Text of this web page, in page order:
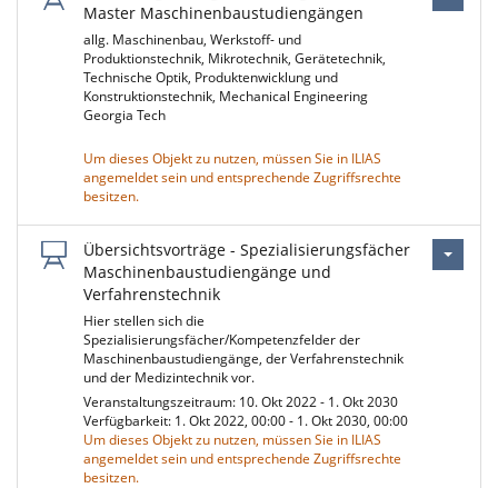
Master Maschinenbaustudiengängen
allg. Maschinenbau, Werkstoff- und
Produktionstechnik, Mikrotechnik, Gerätetechnik,
Technische Optik, Produktenwicklung und
Konstruktionstechnik, Mechanical Engineering
Georgia Tech
Um dieses Objekt zu nutzen, müssen Sie in ILIAS
angemeldet sein und entsprechende Zugriffsrechte
besitzen.
Übersichtsvorträge - Spezialisierungsfächer
Maschinenbaustudiengänge und
Verfahrenstechnik
Hier stellen sich die
Spezialisierungsfächer/Kompetenzfelder der
Maschinenbaustudiengänge, der Verfahrenstechnik
und der Medizintechnik vor.
Veranstaltungszeitraum: 10. Okt 2022 - 1. Okt 2030
Verfügbarkeit: 1. Okt 2022, 00:00 - 1. Okt 2030, 00:00
Um dieses Objekt zu nutzen, müssen Sie in ILIAS
angemeldet sein und entsprechende Zugriffsrechte
besitzen.